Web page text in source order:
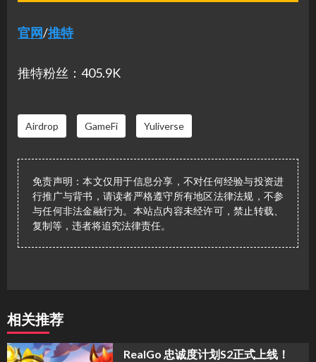
官网/推特
推特粉丝：405.9K
Airdrop GameFi Yuliverse
免责声明：本文仅用于信息分享，不对任何经验与投资进
行推广与背书，请读者严格遵守所有地区法律法规，不参
与任何非法金融行为。本站点内容未经许可，禁止转载、
复制等，违者将追究法律责任。
相关推荐
​RealGo 忠诚度计划S2正式上线！